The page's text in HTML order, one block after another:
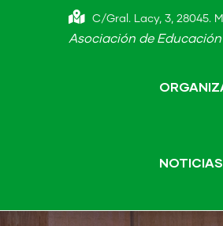
C/Gral. Lacy, 3, 28045.
Asociación de
NOTICIAS